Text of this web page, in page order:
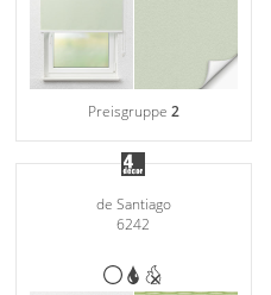
Preisgruppe 2
de Santiago
6242